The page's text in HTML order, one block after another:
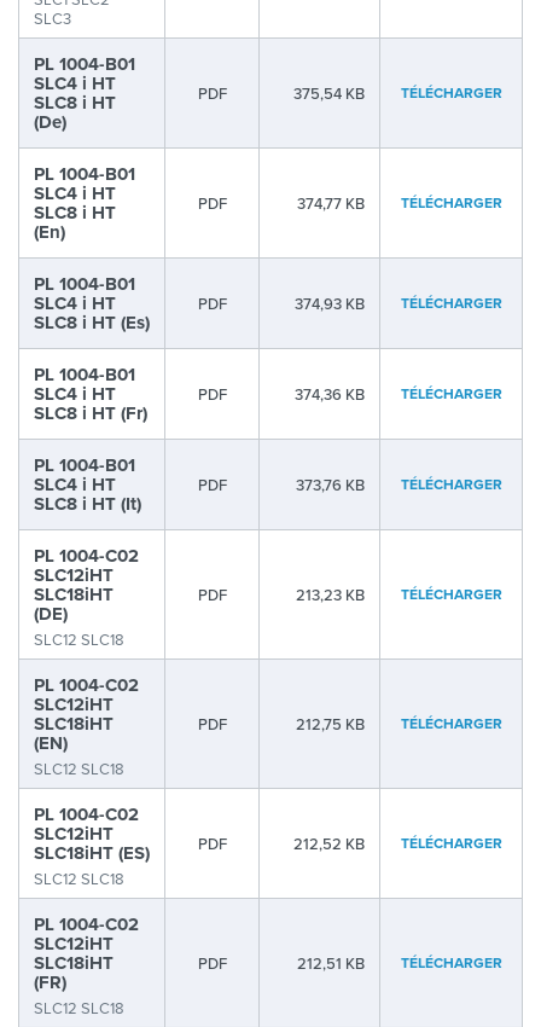
SLC3
PL 1004-B01
SLC4 i HT
SLC8 i HT
(De)
PDF 375,54 KB TÉLÉCHARGER
PL 1004-B01
SLC4 i HT
SLC8 i HT
(En)
PDF 374,77 KB TÉLÉCHARGER
PL 1004-B01
SLC4 i HT
SLC8 i HT (Es)
PDF 374,93 KB TÉLÉCHARGER
PL 1004-B01
SLC4 i HT
SLC8 i HT (Fr)
PDF 374,36 KB TÉLÉCHARGER
PL 1004-B01
SLC4 i HT
SLC8 i HT (It)
PDF 373,76 KB TÉLÉCHARGER
PL 1004-C02
SLC12iHT
SLC18iHT
(DE)
SLC12 SLC18
PDF 213,23 KB TÉLÉCHARGER
PL 1004-C02
SLC12iHT
SLC18iHT
(EN)
SLC12 SLC18
PDF 212,75 KB TÉLÉCHARGER
PL 1004-C02
SLC12iHT
SLC18iHT (ES)
SLC12 SLC18
PDF 212,52 KB TÉLÉCHARGER
PL 1004-C02
SLC12iHT
SLC18iHT
(FR)
SLC12 SLC18
PDF 212,51 KB TÉLÉCHARGER